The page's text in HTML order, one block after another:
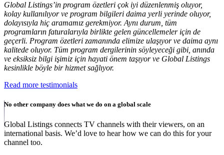
Global Listings’in program özetleri çok iyi düzenlenmiş oluyor,
kolay kullanılıyor ve program bilgileri daima yerli yerinde oluyor,
dolayısıyla hiç aramamız gerekmiyor. Aynı durum, tüm
programların faturalarıyla birlikte gelen güncellemeler için de
geçerli. Program özetleri zamanında elimize ulaşıyor ve daima aynı
kalitede oluyor. Tüm program dergilerinin söyleyeceği gibi, anında
ve eksiksiz bilgi işimiz için hayati önem taşıyor ve Global Listings
kesinlikle böyle bir hizmet sağlıyor.
Read more testimonials
No other company does what we do on a global scale
Global Listings connects TV channels with their viewers, on an
international basis. We’d love to hear how we can do this for your
channel too.